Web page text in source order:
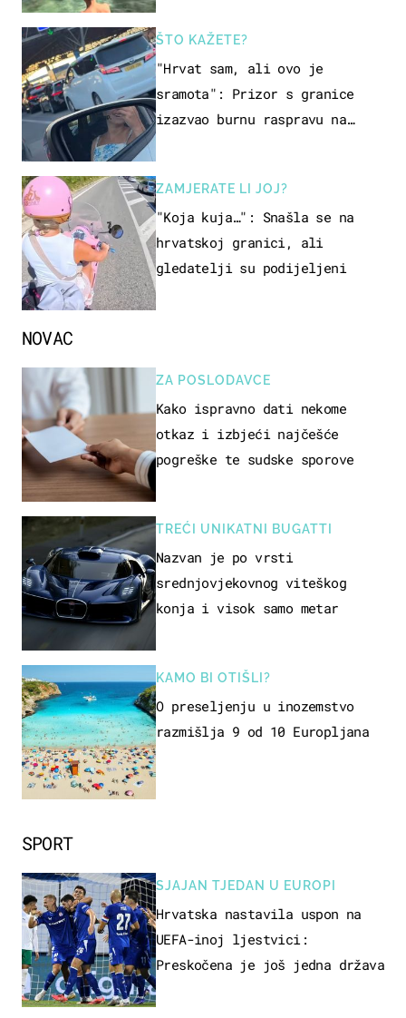
ŠTO KAŽETE?
"Hrvat sam, ali ovo je
sramota": Prizor s granice
izazvao burnu raspravu na
ZAMJERATE LI JOJ?
"Koja kuja…": Snašla se na
hrvatskoj granici, ali
gledatelji su podijeljeni
SPORT
SJAJAN TJEDAN U EUROPI
Hrvatska nastavila uspon na
UEFA-inoj ljestvici:
Preskočena je još jedna država
NOVAC
ZA POSLODAVCE
Kako ispravno dati nekome
otkaz i izbjeći najčešće
pogreške te sudske sporove
TREĆI UNIKATNI BUGATTI
Nazvan je po vrsti
srednjovjekovnog viteškog
konja i visok samo metar
KAMO BI OTIŠLI?
O preseljenju u inozemstvo
razmišlja 9 od 10 Europljana